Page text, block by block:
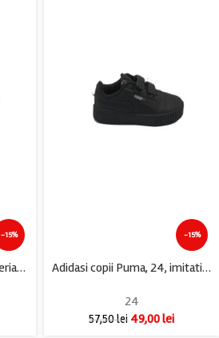
-15%
Adidasi copii Nike, 27, material textil, negru
-15%
Adidasi copii Puma, 24, imitatie de piele, negru
24
57,50lei 49,00lei